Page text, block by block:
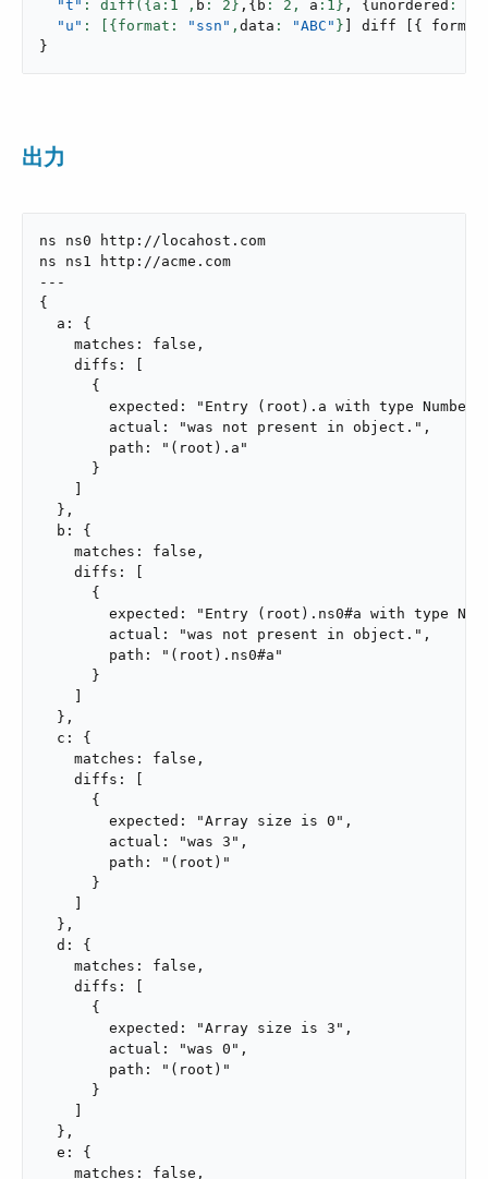
"t" : diff({a: 1 , b : 2 } , { b : 2 , a : 1 } , { unordered :
"u" : [{format: "ssn" , data : "ABC" } diff { format
}
出力
ns ns0 http://locahost.com
ns ns1 http://acme.com
---
{
  a: {
    matches: false,
    diffs: [
      {
expected: "Entry (root).a with type
        actual: "was not present in object.",
        path: "(root).a"
      }
  },
  b: {
    matches: false,
    diffs: [
      {
expected: "Entry (root).ns0#a with type
        actual: "was not present in object.",
        path: "(root).ns0#a"
      }
  },
  c: {
    matches: false,
    diffs: [
      {
        expected: "Array size is 0",
        actual: "was 3",
        path: "(root)"
      }
  },
  d: {
    matches: false,
    diffs: [
      {
        expected: "Array size is 3",
        actual: "was 0",
        path: "(root)"
      }
  },
  e: {
    matches: false,